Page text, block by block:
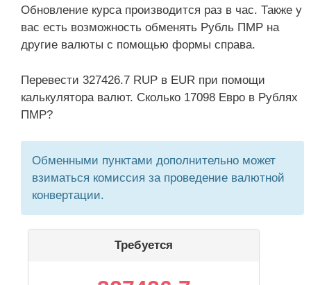
Обновление курса производится раз в час. Также у
вас есть возможность обменять Рубль ПМР на
другие валюты с помощью формы справа.
Перевести 327426.7 RUP в EUR при помощи
калькулятора валют. Сколько 17098 Евро в Рублях
ПМР?
Обменными пунктами дополнительно может
взиматься комиссия за проведение валютной
конвертации.
Требуется